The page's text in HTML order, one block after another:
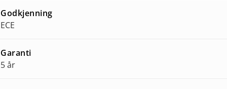
Godkjenning
ECE
Garanti
5 år